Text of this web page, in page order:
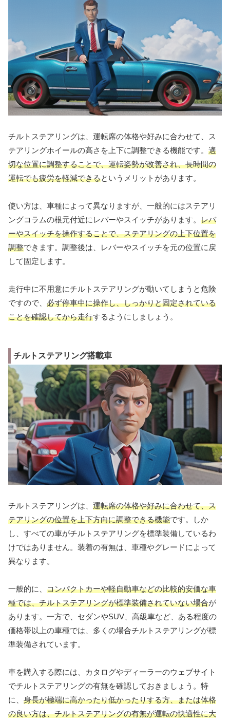
チルトステアリングは、運転席の体格や好みに合わせて、ス
テアリングホイールの高さを上下に調整できる機能です。 適
切な位置に調整することで、運転姿勢が改善され、長時間の
運転でも疲労を軽減できるというメリットがあります。
使い方は、車種によって異なりますが、一般的にはステアリ
ングコラムの根元付近にレバーやスイッチがあります。 レバ
ーやスイッチを操作することで、ステアリングの上下位置を
調整できます。調整後は、レバーやスイッチを元の位置に戻
して固定します。
走行中に不用意にチルトステアリングが動いてしまうと危険
ですので、 必ず停車中に操作し、しっかりと固定されている
ことを確認してから走行するようにしましょう。
チルトステアリング搭載車
チルトステアリングは、 運転席の体格や好みに合わせて、ス
テアリングの位置を上下方向に調整できる機能です。しか
し、すべての車がチルトステアリングを標準装備しているわ
けではありません。装着の有無は、車種やグレードによって
異なります。
一般的に、 コンパクトカーや軽自動車などの比較的安価な車
種では、チルトステアリングが標準装備されていない場合が
あります。一方で、セダンやSUV、高級車など、ある程度の
価格帯以上の車種では、多くの場合チルトステアリングが標
準装備されています。
車を購入する際には、カタログやディーラーのウェブサイト
でチルトステアリングの有無を確認しておきましょう。特
に、 身長が極端に高かったり低かったりする方、または体格
の良い方は、チルトステアリングの有無が運転の快適性に大